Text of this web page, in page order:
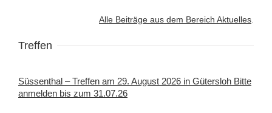
Alle Beiträge aus dem Bereich Aktuelles
Treffen
Süssenthal – Treffen am 29. August 2026 in Gütersloh Bitte
anmelden bis zum 31.07.26